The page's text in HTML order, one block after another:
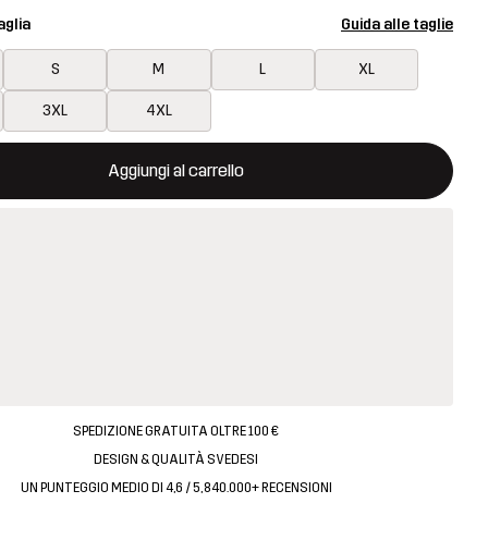
Guida alle taglie
S M L XL
3XL 4XL
Aggiungi al carrello
una finestra modale per confermare un nuovo articolo nel
SPEDIZIONE GRATUITA OLTRE 100 €
DESIGN & QUALITÀ SVEDESI
UN PUNTEGGIO MEDIO DI 4,6 / 5, 840.000+ RECENSIONI